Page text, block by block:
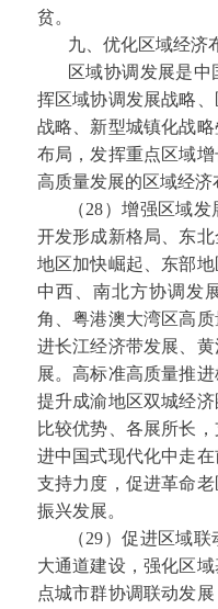
贫。
九、优化区域经济
区域协调发展是
挥区域协调发展战略
战略、新型城镇化战
布局，发挥重点区域增
高质量发展的区域经济
（28）增强区域
开发形成新格局、东
地区加快崛起、东部
中西、南北方协调发
角、粤港澳大湾区高
进长江经济带发展、
展。高标准高质量推
提升成渝地区双城经
比较优势、各展所长
进中国式现代化中走
支持力度，促进革命
振兴发展。
（29）促进区域
大通道建设，强化区
点城市群协调联动发